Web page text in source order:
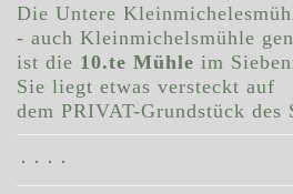
Die Untere
- auch Kleinmichelsmühle
ist die 10.te Mühle im
Sie liegt etwas versteckt auf
dem PRIVAT-Grundstück des